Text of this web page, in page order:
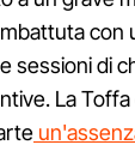
con
sessioni di
La